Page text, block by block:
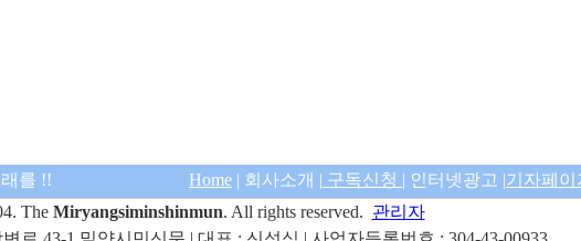
를 !! Home | 회사소개 | 구독신청 | 인터넷광고 |기자페이
The Miryangsiminshinmun. All rights reserved. 관리자